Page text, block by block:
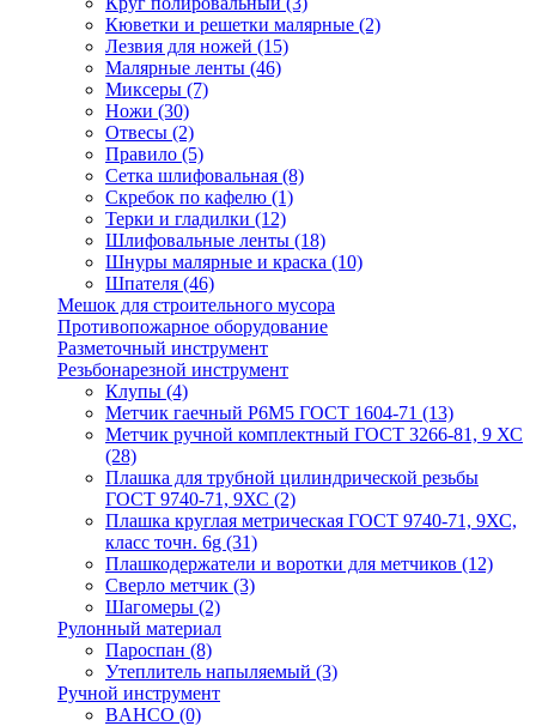
Кюветки и решетки малярные (2)
Лезвия для ножей (15)
Малярные ленты (46)
Миксеры (7)
Ножи (30)
Отвесы (2)
Правило (5)
Сетка шлифовальная (8)
Скребок по кафелю (1)
Терки и гладилки (12)
Шлифовальные ленты (18)
Шнуры малярные и краска (10)
Шпателя (46)
Мешок для строительного мусора
Противопожарное оборудование
Разметочный инструмент
Резьбонарезной инструмент
Клупы (4)
Метчик гаечный Р6М5 ГОСТ 1604-71 (13)
Метчик ручной комплектный ГОСТ 3266-81, 9 ХС
(28)
Плашка для трубной цилиндрической резьбы
ГОСТ 9740-71, 9ХС (2)
Плашка круглая метрическая ГОСТ 9740-71, 9ХС,
класс точн. 6g (31)
Плашкодержатели и воротки для метчиков (12)
Сверло метчик (3)
Шагомеры (2)
Рулонный материал
Пароспан (8)
Утеплитель напыляемый (3)
Ручной инструмент
BAHCO (0)